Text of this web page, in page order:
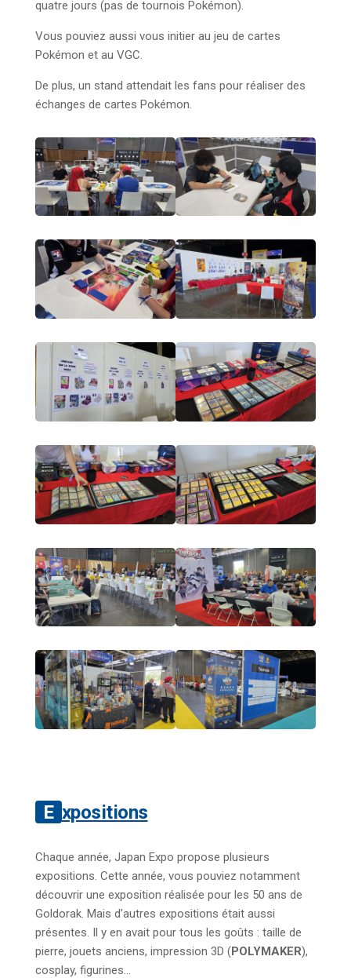
quatre jours (pas de tournois Pokémon).
Vous pouviez aussi vous initier au jeu de cartes
Pokémon et au VGC.
De plus, un stand attendait les fans pour réaliser des
échanges de cartes Pokémon.
Expositions
Chaque année, Japan Expo propose plusieurs
expositions. Cette année, vous pouviez notamment
découvrir une exposition réalisée pour les 50 ans de
Goldorak. Mais d’autres expositions était aussi
présentes. Il y en avait pour tous les goûts : taille de
pierre, jouets anciens, impression 3D (POLYMAKER),
cosplay, figurines…